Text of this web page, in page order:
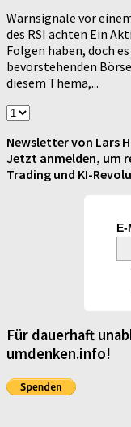
Warnsignale vor
des RSI achten Ein
Folgen haben, doch
bevorstehenden
diesem Thema,...
Newsletter von Lars
Jetzt anmelden, um
Trading und KI-
E-
Für dauerhaft
umdenken.info!